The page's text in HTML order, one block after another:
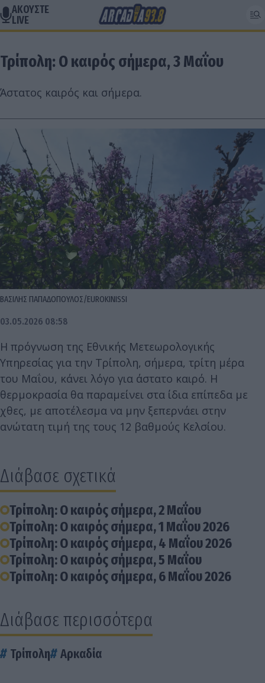
ΑΚΟΥΣΤΕ
LIVE
Τρίπολη: Ο καιρός σήμερα, 3 Μαΐου
Άστατος καιρός και σήμερα.
ΒΑΣΙΛΗΣ ΠΑΠΑΔΟΠΟΥΛΟΣ/EUROKINISSI
03.05.2026 08:58
Η πρόγνωση της Εθνικής Μετεωρολογικής
Υπηρεσίας για την Τρίπολη, σήμερα, τρίτη μέρα
του Μαΐου, κάνει λόγο για άστατο καιρό. Η
θερμοκρασία θα παραμείνει στα ίδια επίπεδα με
χθες, με αποτέλεσμα να μην ξεπερνάει στην
ανώτατη τιμή της τους 12 βαθμούς Κελσίου.
Διάβασε σχετικά
Τρίπολη: Ο καιρός σήμερα, 2 Μαΐου
Τρίπολη: Ο καιρός σήμερα, 1 Μαΐου 2026
Τρίπολη: Ο καιρός σήμερα, 4 Μαΐου 2026
Τρίπολη: Ο καιρός σήμερα, 5 Μαΐου
Τρίπολη: Ο καιρός σήμερα, 6 Μαΐου 2026
Διάβασε περισσότερα
Τρίπολη Αρκαδία